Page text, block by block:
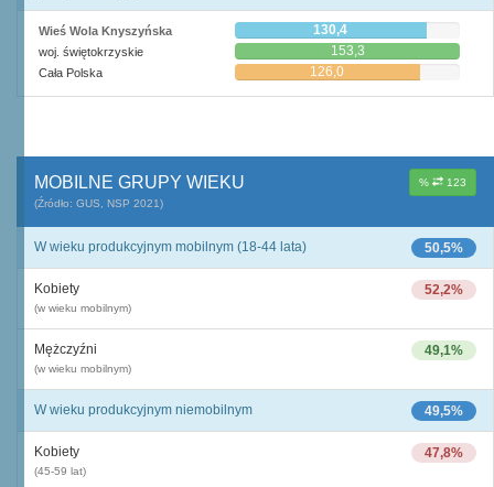
Wieś Wola Knyszyńska 130,4
woj. świętokrzyskie 153,3
Cała Polska 126,0
% 123
MOBILNE GRUPY WIEKU
(Źródło: GUS, NSP 2021)
50,5%
W wieku produkcyjnym mobilnym (18-44 lata)
52,2%
Kobiety
(w wieku mobilnym)
49,1%
Mężczyźni
(w wieku mobilnym)
49,5%
W wieku produkcyjnym niemobilnym
47,8%
Kobiety
(45-59 lat)